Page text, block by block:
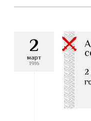
2
март
1916
2